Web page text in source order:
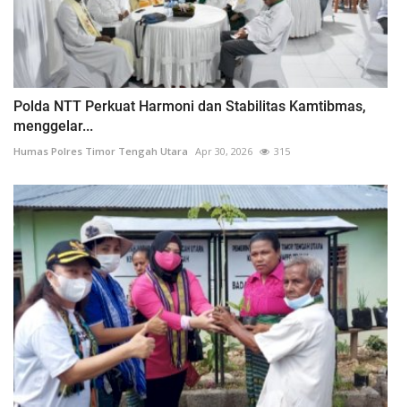
Polda NTT Perkuat Harmoni dan Stabilitas Kamtibmas,
menggelar...
Humas Polres Timor Tengah Utara Apr 30, 2026 315